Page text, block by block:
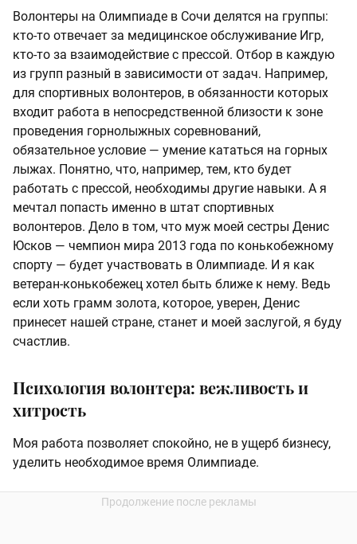
Волонтеры на Олимпиаде в Сочи делятся на группы:
кто-то отвечает за медицинское обслуживание Игр,
кто-то за взаимодействие с прессой. Отбор в каждую
из групп разный в зависимости от задач. Например,
для спортивных волонтеров, в обязанности которых
входит работа в непосредственной близости к зоне
проведения горнолыжных соревнований,
обязательное условие — умение кататься на горных
лыжах. Понятно, что, например, тем, кто будет
работать с прессой, необходимы другие навыки. А я
мечтал попасть именно в штат спортивных
волонтеров. Дело в том, что муж моей сестры Денис
Юсков — чемпион мира 2013 года по конькобежному
спорту — будет участвовать в Олимпиаде. И я как
ветеран-конькобежец хотел быть ближе к нему. Ведь
если хоть грамм золота, которое, уверен, Денис
принесет нашей стране, станет и моей заслугой, я буду
счастлив.
Психология волонтера: вежливость и
хитрость
Моя работа позволяет спокойно, не в ущерб бизнесу,
уделить необходимое время Олимпиаде.